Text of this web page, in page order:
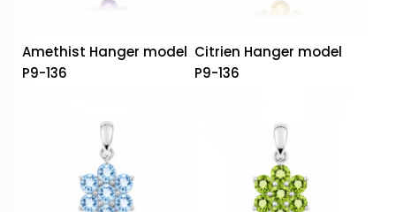
Amethist Hanger model
P9-136
Citrien Hanger model
P9-136